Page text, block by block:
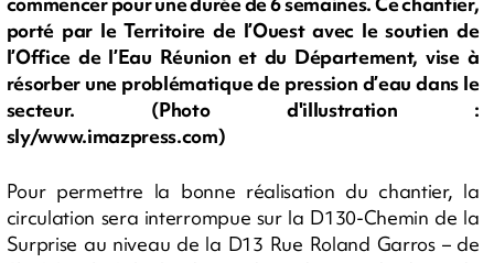
porté par le Territoire de l’Ouest avec le soutien de
l’Office de l’Eau Réunion et du Département, vise à
résorber une problématique de pression d’eau dans le
secteur. (Photo d'illustration :
sly/www.imazpress.com)
Pour permettre la bonne réalisation du chantier, la
circulation sera interrompue sur la D130-Chemin de la
Surprise au niveau de la D13 Rue Roland Garros – de